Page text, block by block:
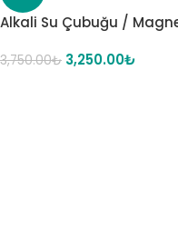
Alkali Su Çubuğu /
3,750.00₺ 3,250.00₺